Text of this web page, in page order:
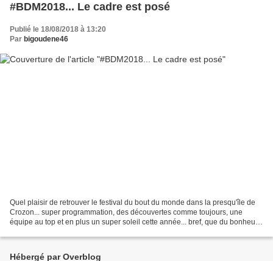
#BDM2018... Le cadre est posé
Publié le 18/08/2018 à 13:20
Par bigoudene46
Quel plaisir de retrouver le festival du bout du monde dans la presqu'île de
Crozon... super programmation, des découvertes comme toujours, une
équipe au top et en plus un super soleil cette année... bref, que du bonheur !
Hébergé par Overblog